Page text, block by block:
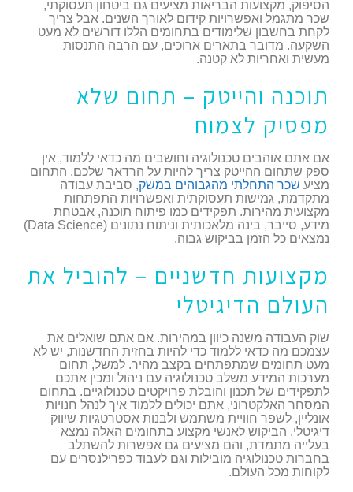
הסיפוק, מקצועות הבריאות מציעים גם ביטחון תעסוקתי,
שכר מתגמל ואפשרויות קידום לאורך השנים. אבל צריך
לקחת בחשבון שלימודים בתחומים הללו דורשים לא מעט
השקעה. מדובר בתארים ארוכים, עם הרבה התנסות
מעשית ואחריות לא קטנה.
תוכנה והייטק – תחום שלא
מפסיק לצמוח
אם אתם אוהבים טכנולוגיה וחושבים מה כדאי ללמוד, אין
ספק שתחום ההייטק צריך להיות על הרדאר שלכם. התחום
מציע שכר התחלתי מהגבוהים במשק, סביבת עבודה
מתקדמת, גמישות תעסוקתית ואפשרויות התפתחות
מקצועית מהירות. תפקידים כמו פיתוח תוכנה, אבטחת
מידע, סייבר, בינה מלאכותית וניתוח נתונים (Data Science)
נמצאים כל הזמן בביקוש גבוה.
מקצועות חדשניים – להוביל את
העולם הדיגיטלי
שוק העבודה משנה כיוון במהירות. אם אתם שואלים את
עצמכם מה כדאי ללמוד כדי להיות בחזית החדשנות, יש לא
מעט תחומים שמתפתחים בקצב מהיר. למשל, תחום
מערכות המידע משלב טכנולוגיה עם ניהול ומכין אתכם
לתפקידים של תכנון והובלת פרויקטים טכנולוגיים. בתחום
המסחר האלקטרוני, אתם יכולים ללמוד איך לנהל חנויות
אונליין, לשפר חוויית משתמש ולבנות אסטרטגיות שיווק
דיגיטלי. הביקוש לאנשי מקצוע בתחומים האלה נמצא
בעלייה מתמדת, והם מציעים גם אפשרות להשתלב
בחברות טכנולוגיה מובילות וגם לעבוד כפרילנסרים עם
לקוחות מכל העולם.